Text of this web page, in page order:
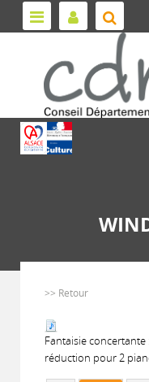
>> Retour
Fantaisie
réduction pour 2